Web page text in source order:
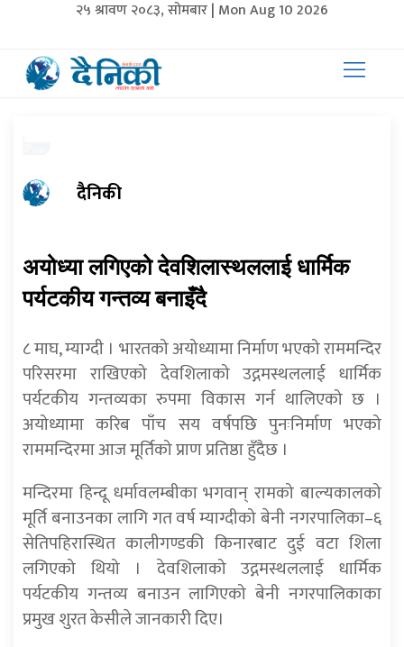
२५ श्रावण २०८३, सोमबार | Mon Aug 10 2026
दैनिकी
अयोध्या लगिएको देवशिलास्थललाई धार्मिक
पर्यटकीय गन्तव्य बनाइँदै
८ माघ, म्याग्दी । भारतको अयोध्यामा निर्माण भएको राममन्दिर
परिसरमा राखिएको देवशिलाको उद्गमस्थललाई धार्मिक
पर्यटकीय गन्तव्यका रुपमा विकास गर्न थालिएको छ ।
अयोध्यामा करिब पाँच सय वर्षपछि पुनःनिर्माण भएको
राममन्दिरमा आज मूर्तिको प्राण प्रतिष्ठा हुँदैछ ।
मन्दिरमा हिन्दू धर्मावलम्बीका भगवान् रामको बाल्यकालको
मूर्ति बनाउनका लागि गत वर्ष म्याग्दीको बेनी नगरपालिका–६
सेतिपहिरास्थित कालीगण्डकी किनारबाट दुई वटा शिला
लगिएको थियो । देवशिलाको उद्गमस्थललाई धार्मिक
पर्यटकीय गन्तव्य बनाउन लागिएको बेनी नगरपालिकाका
प्रमुख शुरत केसीले जानकारी दिए।